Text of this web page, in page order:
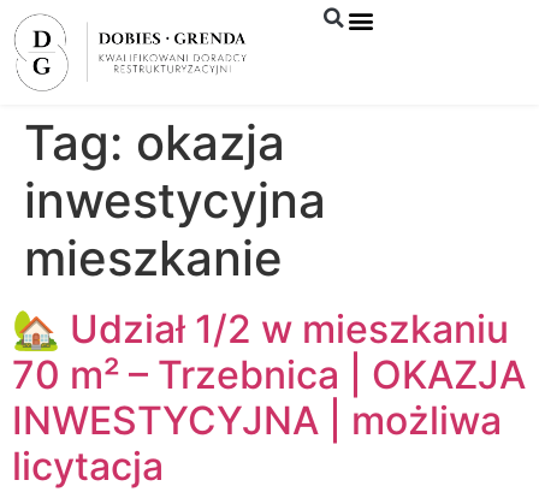
Tag: okazja
inwestycyjna
mieszkanie
🏡 Udział 1/2 w mieszkaniu
70 m² – Trzebnica | OKAZJA
INWESTYCYJNA | możliwa
licytacja